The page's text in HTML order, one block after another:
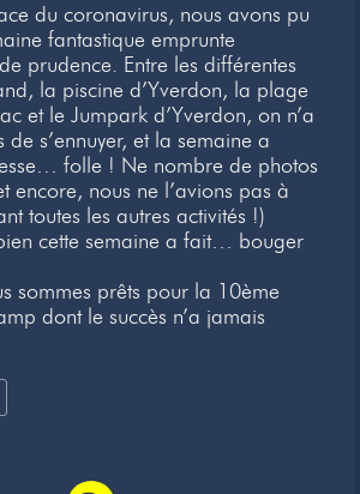
du coronavirus, nous avons pu
fantastique emprunte
prudence. Entre les différentes
la piscine d’Yverdon, la plage
et le Jumpark d’Yverdon, on n’a
de s’ennuyer, et la semaine a
folle ! Ne nombre de photos
encore, nous ne l’avions pas à
toutes les autres activités !)
cette semaine a fait… bouger
sommes prêts pour la 10ème
dont le succès n’a jamais